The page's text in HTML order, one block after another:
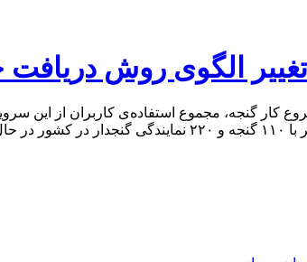
الگوی روش دریافت
حال […]